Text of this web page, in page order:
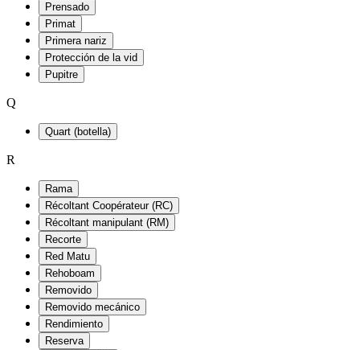
Prensado
Primat
Primera nariz
Protección de la vid
Pupitre
Q
Quart (botella)
R
Rama
Récoltant Coopérateur (RC)
Récoltant manipulant (RM)
Recorte
Red Matu
Rehoboam
Removido
Removido mecánico
Rendimiento
Reserva